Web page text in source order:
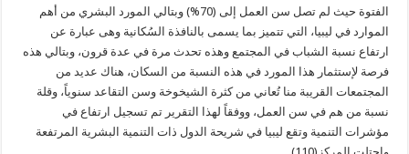
الفتوة حيث لم تصل سن العمل إلى (70‎‎%) وبتالي المورد البشري من أهم
الموارد في ليبيا، التي تتميز بما يسمى بالنافذة السُكانية وهى عبارة عن
ارتفاع نسبة الشباب في المجتمع وهذه تحدث مرة في عدة قرون، وبتالي هذه
فرصة لإستثمار هذا المورد في هذه النسبة من السكان، هناك عديد من
المجتمعات القريبة منا تُعاني من كثرة الشيخوخة وسن التقاعد سنوياً، وقلة
نسبة من هم في سن العمل، ووفقاً لهذا التقرير تم تسجيل ارتفاع في
مؤشرات التنمية وتقع ليبيا في شريحة الدول ذات التنمية البشرية المرتفعة